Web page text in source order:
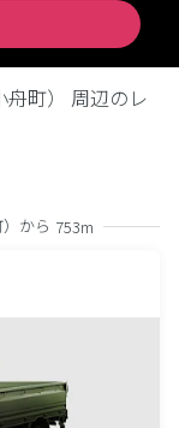
町） 周辺のレ
から 753m